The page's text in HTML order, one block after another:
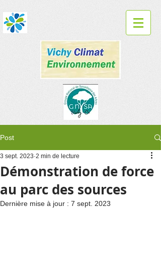
Post
Démonstration de force
au parc des sources
3 sept. 2023 2 min de lecture
Dernière mise à jour : 7 sept. 2023